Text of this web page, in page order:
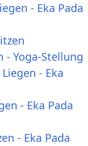
- Eka Pada
- Yoga-Stellung
- Eka
- Eka Pada
- Eka Pada